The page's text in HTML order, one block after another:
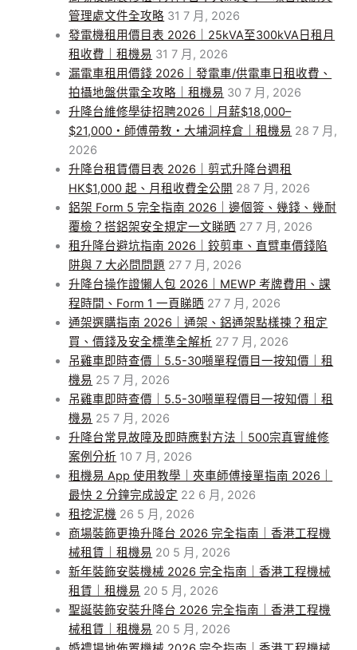
管理處文件全攻略 31 7 月, 2026
發電機租用價目表 2026｜25kVA至300kVA日租月
租收費｜租機易 31 7 月, 2026
漏電車租用價錢 2026｜發電車/供電車日租收費、
拍攝地盤供電全攻略｜租機易 30 7 月, 2026
升降台維修學徒招聘2026｜月薪$18,000–
$21,000・師傅帶教・大埔洞梓倉｜租機易 28 7 月,
2026
升降台租賃價目表 2026｜剪式升降台週租
HK$1,000 起、月租收費全公開 28 7 月, 2026
鋁架 Form 5 完全指南 2026｜邊個簽、幾錢、幾耐
覆檢？搭鋁架安全規定一文睇晒 27 7 月, 2026
租升降台避坑指南 2026｜鉸剪車、直臂車價錢陷
阱與 7 大必問問題 27 7 月, 2026
升降台操作證懶人包 2026｜MEWP 考牌費用、課
程時間、Form 1 一頁睇晒 27 7 月, 2026
通架選購指南 2026｜通架、鋁通架點樣揀？租定
買、價錢及安全標準全解析 27 7 月, 2026
吊雞車即時查價｜5.5-30噸單程價目一按知價｜租
機易 25 7 月, 2026
吊雞車即時查價｜5.5-30噸單程價目一按知價｜租
機易 25 7 月, 2026
升降台常見故障及即時應對方法｜500宗真實維修
案例分析 10 7 月, 2026
租機易 App 使用教學｜夾車師傅接單指南 2026｜
最快 2 分鐘完成設定 22 6 月, 2026
租挖泥機 26 5 月, 2026
商場裝飾更換升降台 2026 完全指南｜香港工程機
械租賃｜租機易 20 5 月, 2026
新年裝飾安裝機械 2026 完全指南｜香港工程機械
租賃｜租機易 20 5 月, 2026
聖誕裝飾安裝升降台 2026 完全指南｜香港工程機
械租賃｜租機易 20 5 月, 2026